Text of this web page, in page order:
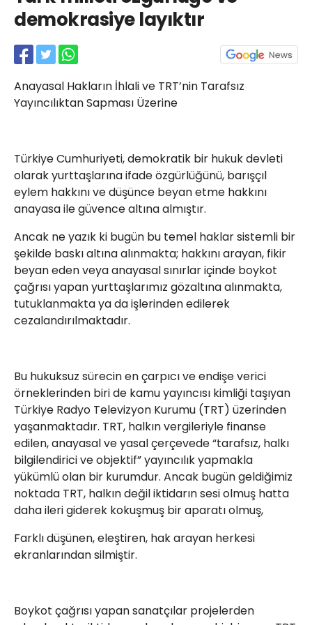
demokrasiye layıktır
Anayasal Hakların İhlali ve TRT’nin Tarafsız
Yayıncılıktan Sapması Üzerine
Türkiye Cumhuriyeti, demokratik bir hukuk devleti
olarak yurttaşlarına ifade özgürlüğünü, barışçıl
eylem hakkını ve düşünce beyan etme hakkını
anayasa ile güvence altına almıştır.
Ancak ne yazık ki bugün bu temel haklar sistemli bir
şekilde baskı altına alınmakta; hakkını arayan, fikir
beyan eden veya anayasal sınırlar içinde boykot
çağrısı yapan yurttaşlarımız gözaltına alınmakta,
tutuklanmakta ya da işlerinden edilerek
cezalandırılmaktadır.
Bu hukuksuz sürecin en çarpıcı ve endişe verici
örneklerinden biri de kamu yayıncısı kimliği taşıyan
Türkiye Radyo Televizyon Kurumu (TRT) üzerinden
yaşanmaktadır. TRT, halkın vergileriyle finanse
edilen, anayasal ve yasal çerçevede “tarafsız, halkı
bilgilendirici ve objektif” yayıncılık yapmakla
yükümlü olan bir kurumdur. Ancak bugün geldiğimiz
noktada TRT, halkın değil iktidarın sesi olmuş hatta
daha ileri giderek kokuşmuş bir aparatı olmuş,
Farklı düşünen, eleştiren, hak arayan herkesi
ekranlarından silmiştir.
Boykot çağrısı yapan sanatçılar projelerden
Yahya Kaptan Mahallesi
Akkavaklar Caddesi No:17/4 İzmit-
kocaelisokak@gmail.com